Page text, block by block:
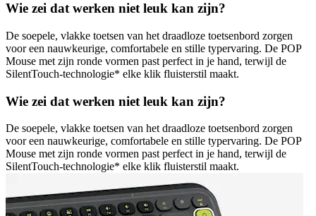
Wie zei dat werken niet leuk kan zijn?
De soepele, vlakke toetsen van het draadloze toetsenbord zorgen
voor een nauwkeurige, comfortabele en stille typervaring. De POP
Mouse met zijn ronde vormen past perfect in je hand, terwijl de
SilentTouch-technologie* elke klik fluisterstil maakt.
Wie zei dat werken niet leuk kan zijn?
De soepele, vlakke toetsen van het draadloze toetsenbord zorgen
voor een nauwkeurige, comfortabele en stille typervaring. De POP
Mouse met zijn ronde vormen past perfect in je hand, terwijl de
SilentTouch-technologie* elke klik fluisterstil maakt.